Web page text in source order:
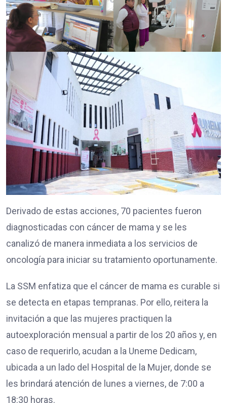
Derivado de estas acciones, 70 pacientes fueron
diagnosticadas con cáncer de mama y se les
canalizó de manera inmediata a los servicios de
oncología para iniciar su tratamiento oportunamente.
La SSM enfatiza que el cáncer de mama es curable si
se detecta en etapas tempranas. Por ello, reitera la
invitación a que las mujeres practiquen la
autoexploración mensual a partir de los 20 años y, en
caso de requerirlo, acudan a la Uneme Dedicam,
ubicada a un lado del Hospital de la Mujer, donde se
les brindará atención de lunes a viernes, de 7:00 a
18:30 horas.